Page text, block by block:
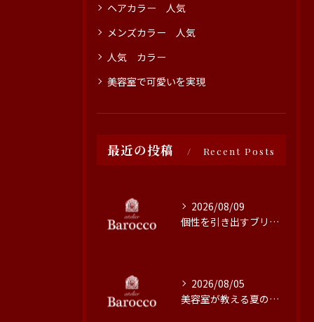
ヘアカラー 人気
メンズカラー 人気
人気 カラー
美容室で可愛いを実現
最近の投稿 Recent Posts
2026/08/09
個性を引き出すブリーチ技術の魅力と施術のこだわり
2026/08/05
美容室が教える夏の髪質改善術